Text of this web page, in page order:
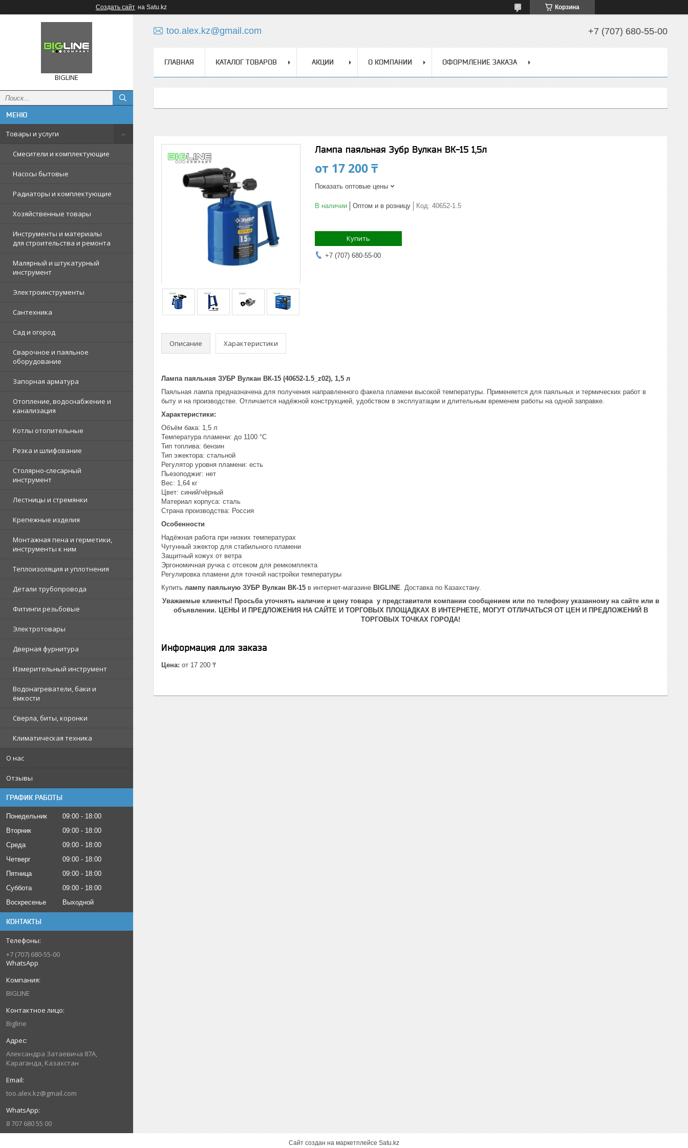
Создать сайт на Satu.kz Корзина
BIGLINE
Товары и услуги
Смесители и комплектующие
Насосы бытовые
Радиаторы и комплектующие
Хозяйственные товары
Инструменты и материалы
для строительства и ремонта
Малярный и штукатурный
инструмент
Электроинструменты
Сантехника
Сад и огород
Сварочное и паяльное
оборудование
Запорная арматура
Отопление, водоснабжение и
канализация
Котлы отопительные
Резка и шлифование
Столярно-слесарный
инструмент
Лестницы и стремянки
Крепежные изделия
Монтажная пена и герметики,
инструменты к ним
Теплоизоляция и уплотнения
Детали трубопровода
Фитинги резьбовые
Электротовары
Дверная фурнитура
Измерительный инструмент
Водонагреватели, баки и
ёмкости
Сверла, биты, коронки
Климатическая техника
О нас
Отзывы
ГРАФИК РАБОТЫ
Понедельник 09:00
18:00
Вторник
09:00
18:00
Среда
09:00
18:00
Четверг
09:00
18:00
Пятница
09:00
18:00
Суббота
09:00
18:00
Воскресенье
Выходной
КОНТАКТЫ
+7 (707) 680-55-00
WhatsApp
BIGLINE
Bigline
Александра Затаевича 87А,
Караганда, Казахстан
too.alex.kz@gmail.com
8 707 680 55 00
too.alex.kz@gmail.com +7 (707) 680-55-00
ГЛАВНАЯ КАТАЛОГ ТОВАРОВ АКЦИИ О КОМПАНИИ ОФОРМЛЕНИЕ ЗАКАЗА
Лампа паяльная Зубр Вулкан ВК-15 1,5л
от 17 200 ₸
Показать оптовые цены
В наличии Оптом и в розницу Код: 40652-1.5
Купить
+7 (707) 680-55-00
Описание Характеристики
Лампа паяльная ЗУБР Вулкан ВК-15 (40652-1.5_z02), 1,5 л
Паяльная лампа предназначена для получения направленного факела пламени высокой температуры. Применяется для паяльных и термических работ в
быту и на производстве. Отличается надёжной конструкцией, удобством в эксплуатации и длительным временем работы на одной заправке.
Характеристики:
Объём бака: 1,5 л
Температура пламени: до 1100 °C
Тип топлива: бензин
Тип эжектора: стальной
Регулятор уровня пламени: есть
Пьезоподжиг: нет
Вес: 1,64 кг
Цвет: синий/чёрный
Материал корпуса: сталь
Страна производства: Россия
Особенности
Надёжная работа при низких температурах
Чугунный эжектор для стабильного пламени
Защитный кожух от ветра
Эргономичная ручка с отсеком для ремкомплекта
Регулировка пламени для точной настройки температуры
Купить лампу паяльную ЗУБР Вулкан ВК-15 в интернет-магазине BIGLINE. Доставка по Казахстану.
Уважаемые клиенты! Просьба уточнять наличие и цену товара у представителя компании сообщением или по телефону указанному на сайте или в
объявлении. ЦЕНЫ И ПРЕДЛОЖЕНИЯ НА САЙТЕ И ТОРГОВЫХ ПЛОЩАДКАХ В ИНТЕРНЕТЕ, МОГУТ ОТЛИЧАТЬСЯ ОТ ЦЕН И ПРЕДЛОЖЕНИЙ В
ТОРГОВЫХ ТОЧКАХ ГОРОДА!
Информация для заказа
Цена: от 17 200 ₸
Сайт создан на маркетплейсе Satu.kz